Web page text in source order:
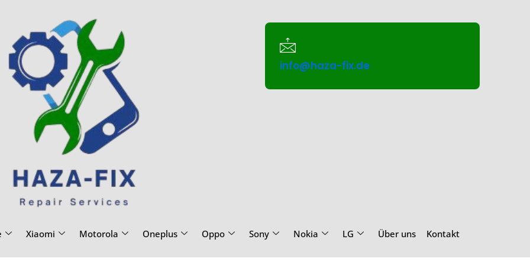
info@haza-fix.de
Xiaomi Motorola Oneplus Oppo Sony Nokia LG Über uns Kontakt